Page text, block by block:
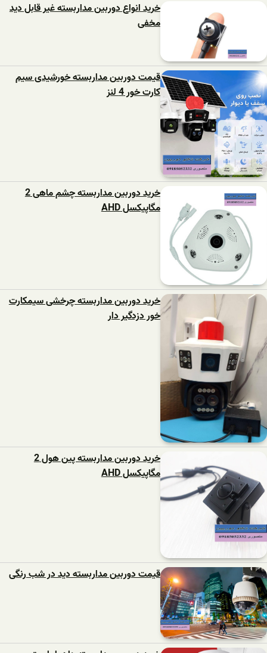
خرید انواع دوربین مداربسته غیر قابل دید
مخفی
قیمت دوربین مداربسته خورشیدی سیم
کارت خور 4 لنز
خرید دوربین مداربسته چشم ماهی 2
مگاپیکسل AHD
خرید دوربین مداربسته چرخشی سیمکارت
خور دزدگیر دار
خرید دوربین مداربسته پین هول 2
مگاپیکسل AHD
قیمت دوربین مداربسته دید در شب رنگی